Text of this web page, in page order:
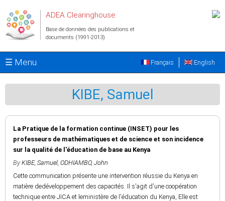
ADEA Clearinghouse
Base de données des publications et
documents (1991-2013)
☰ Menu English
Français
KIBE, Samuel
La Pratique de la formation continue (INSET) pour les
professeurs de mathématiques et de science et son incidence
sur la qualité de l'éducation de base au Kenya
By KIBE, Samuel, ODHIAMBO, John
Cette communication présente une intervention réussie du Kenya en
matière dedéveloppement des capacités. Il s'agit d'une coopération
technique entre JICA et leministère de l'éducation du Kenya, Elle est